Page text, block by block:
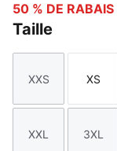
50 % DE
Taille
Taille
XXS
Taille
XS
Taille
XXL
Taille
3XL